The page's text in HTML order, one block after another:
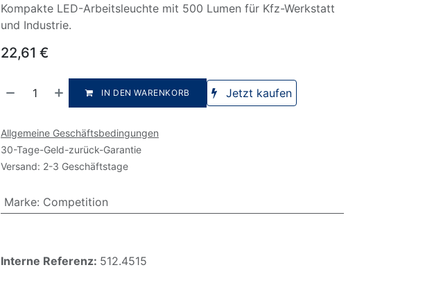
Kompakte LED-Arbeitsleuchte mit 500 Lumen für Kfz-Werkstatt
und Industrie.
22,61 €
IN DEN WARENKORB Jetzt kaufen
Allgemeine Geschäftsbedingungen
30-Tage-Geld-zurück-Garantie
Versand: 2-3 Geschäftstage
Marke: Competition
Interne Referenz: 512.4515